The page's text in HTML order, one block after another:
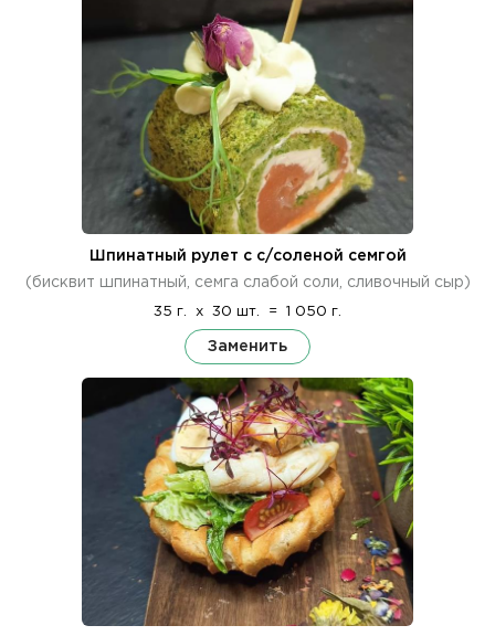
Шпинатный рулет с с/соленой семгой
(бисквит шпинатный, семга слабой соли, сливочный сыр)
35 г. x 30 шт. = 1 050 г.
Заменить